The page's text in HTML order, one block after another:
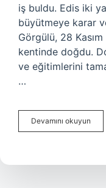
iş buldu. Edis iki
büyütmeye karar
Görgülü, 28
kentinde doğdu.
ve eğitimlerini
…
Devamını okuyun
Kime